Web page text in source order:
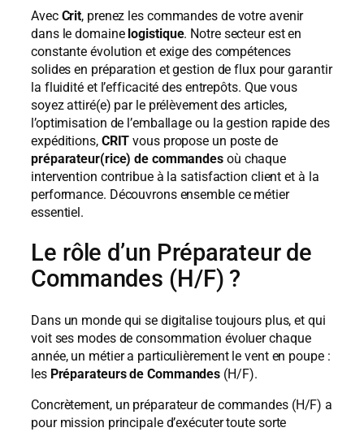
Avec Crit, prenez les commandes de votre avenir
dans le domaine logistique. Notre secteur est en
constante évolution et exige des compétences
solides en préparation et gestion de flux pour garantir
la fluidité et l’efficacité des entrepôts. Que vous
soyez attiré(e) par le prélèvement des articles,
l’optimisation de l’emballage ou la gestion rapide des
expéditions, CRIT vous propose un poste de
préparateur(rice) de commandes où chaque
intervention contribue à la satisfaction client et à la
performance. Découvrons ensemble ce métier
essentiel.
Le rôle d’un Préparateur de
Commandes (H/F) ?
Dans un monde qui se digitalise toujours plus, et qui
voit ses modes de consommation évoluer chaque
année, un métier a particulièrement le vent en poupe :
les Préparateurs de Commandes (H/F).
Concrètement, un préparateur de commandes (H/F) a
pour mission principale d’exécuter toute sorte